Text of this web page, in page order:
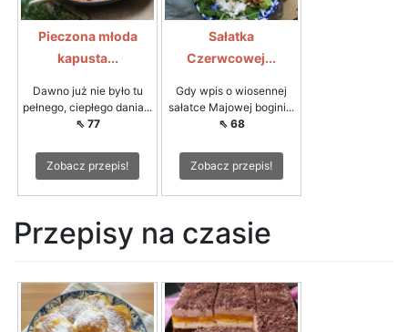
Pieczona młoda
kapusta...
Dawno już nie było tu
pełnego, ciepłego dania...
⇖ 77
Zobacz przepis!
Sałatka
Czerwcowej...
Gdy wpis o wiosennej
sałatce Majowej bogini...
⇖ 68
Zobacz przepis!
Przepisy na czasie